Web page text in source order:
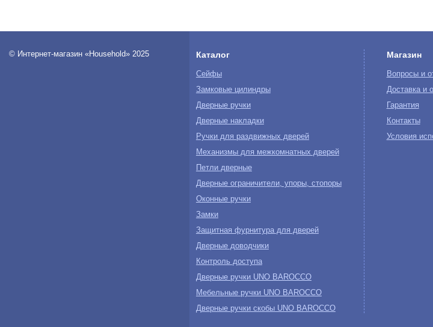
© Интернет-магазин «Household» 2025 Каталог
Сейфы
Замковые цилиндры
Дверные ручки
Дверные накладки
Ручки для раздвижных дверей
Механизмы для межкомнатных дверей
Петли дверные
Дверные ограничители, упоры, стопоры
Оконные ручки
Замки
Защитная фурнитура для дверей
Дверные доводчики
Контроль доступа
Дверные ручки UNO BAROCCO
Мебельные ручки UNO BAROCCO
Дверные ручки скобы UNO BAROCCO
Магазин
Вопросы и
Доставка и
Гарантия
Контакты
Условия